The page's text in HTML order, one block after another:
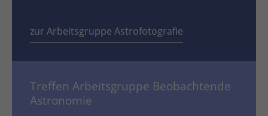
zur Arbeitsgruppe Astrofotografie
Treffen Arbeitsgruppe Beobachtende
Astronomie